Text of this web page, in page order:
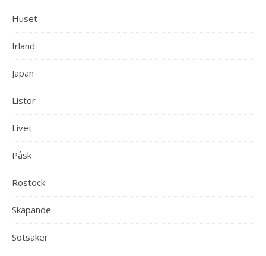
Huset
Irland
Japan
Listor
Livet
Påsk
Rostock
Skapande
Sötsaker